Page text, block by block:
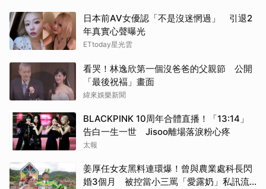
日本前AV女優認「不是沒迷惘過」 引退2
年真實心聲曝光
ETtoday星光雲
看哭！林逸欣第一個沒爸爸的父親節 公開
「最後祝褔」畫面
緯來娛樂新聞
BLACKPINK 10周年合體直播！「13:14」
告白一生一世 Jisoo離場落淚粉心疼
太報
姜厚任女友黑料連環爆！曾與農業處科長閃
婚3個月 被控當小三罵「愛露奶」私訊流